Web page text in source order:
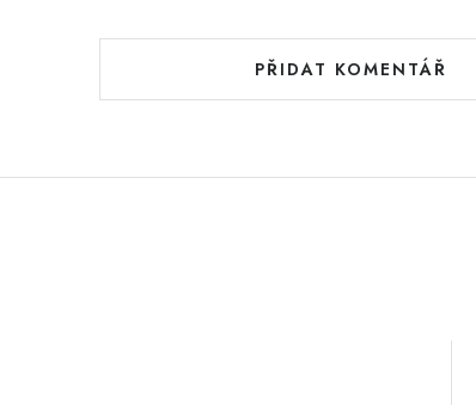
PŘIDAT KOMENTÁŘ